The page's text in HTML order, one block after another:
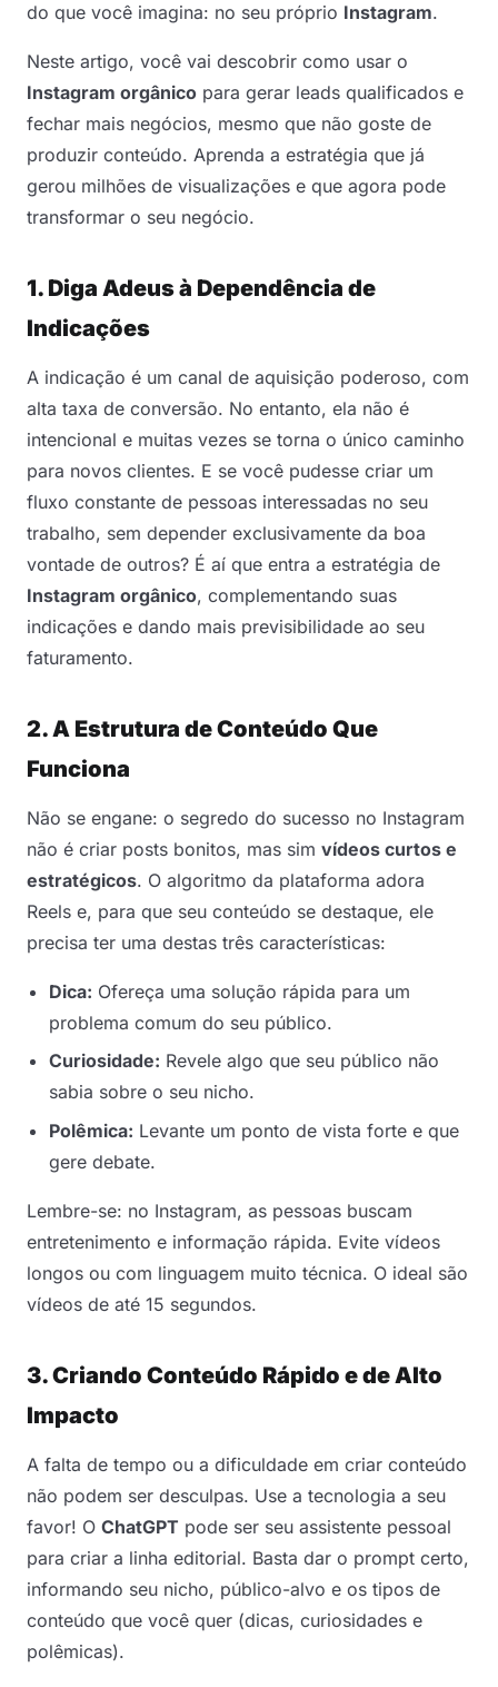
do que você imagina: no seu próprio Instagram.
Neste artigo, você vai descobrir como usar o
Instagram orgânico para gerar leads qualificados e
fechar mais negócios, mesmo que não goste de
produzir conteúdo. Aprenda a estratégia que já
gerou milhões de visualizações e que agora pode
transformar o seu negócio.
1. Diga Adeus à Dependência de
Indicações
A indicação é um canal de aquisição poderoso, com
alta taxa de conversão. No entanto, ela não é
intencional e muitas vezes se torna o único caminho
para novos clientes. E se você pudesse criar um
fluxo constante de pessoas interessadas no seu
trabalho, sem depender exclusivamente da boa
vontade de outros? É aí que entra a estratégia de
Instagram orgânico, complementando suas
indicações e dando mais previsibilidade ao seu
faturamento.
2. A Estrutura de Conteúdo Que
Funciona
Não se engane: o segredo do sucesso no Instagram
não é criar posts bonitos, mas sim vídeos curtos e
estratégicos. O algoritmo da plataforma adora
Reels e, para que seu conteúdo se destaque, ele
precisa ter uma destas três características:
Dica: Ofereça uma solução rápida para um
problema comum do seu público.
Curiosidade: Revele algo que seu público não
sabia sobre o seu nicho.
Polêmica: Levante um ponto de vista forte e que
gere debate.
Lembre-se: no Instagram, as pessoas buscam
entretenimento e informação rápida. Evite vídeos
longos ou com linguagem muito técnica. O ideal são
vídeos de até 15 segundos.
3. Criando Conteúdo Rápido e de Alto
Impacto
A falta de tempo ou a dificuldade em criar conteúdo
não podem ser desculpas. Use a tecnologia a seu
favor! O ChatGPT pode ser seu assistente pessoal
para criar a linha editorial. Basta dar o prompt certo,
informando seu nicho, público-alvo e os tipos de
conteúdo que você quer (dicas, curiosidades e
polêmicas).